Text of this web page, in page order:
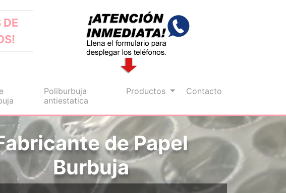
DE
Poliburbuja
antiestatica
Productos Contacto
de Papel
Burbuja